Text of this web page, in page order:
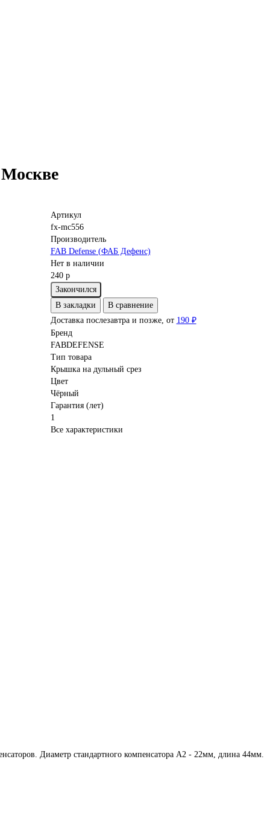
Артикул
fx-mc556
Производитель
FAB Defense (ФАБ Дефенс)
Нет в наличии
240 р
Закончился
В закладки
В сравнение
Доставка послезавтра и позже, от 190 ₽
Бренд
FABDEFENSE
Тип товара
Крышка на дульный срез
Цвет
Чёрный
Гарантия (лет)
1
Все характеристики
Диаметр стандартного компенсатора А2 - 22мм, длина 44мм.